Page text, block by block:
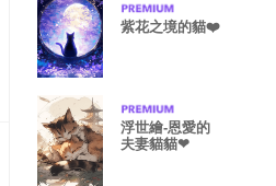
紫花之境的貓❤️
浮世繪-恩愛的
夫妻貓貓❤